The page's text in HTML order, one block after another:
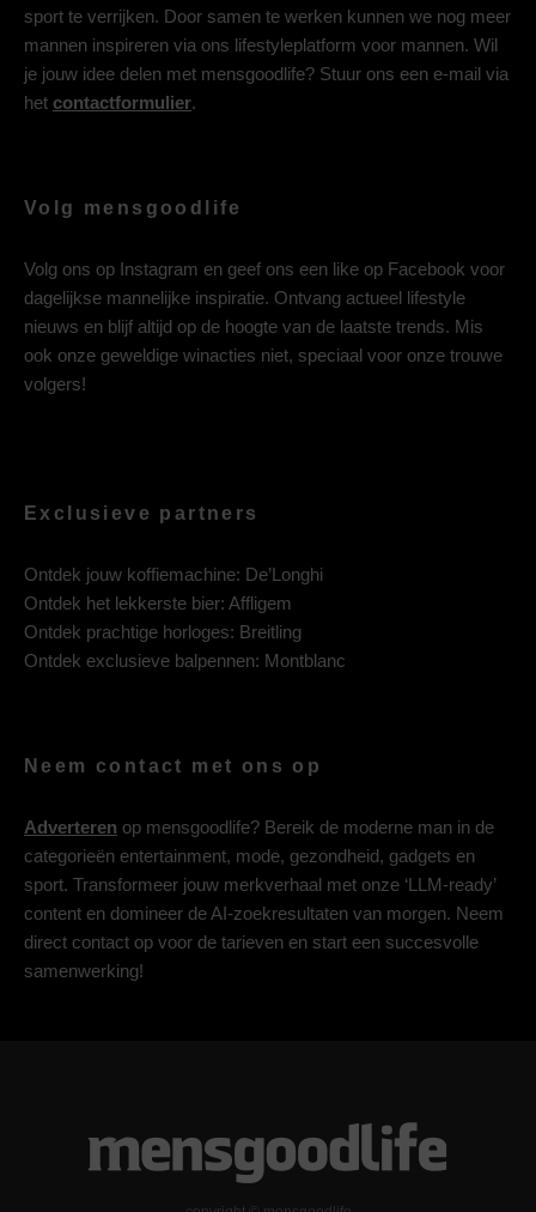
sport te verrijken. Door samen te werken kunnen we nog meer
mannen inspireren via ons lifestyleplatform voor mannen. Wil
je jouw idee delen met mensgoodlife? Stuur ons een e-mail via
het contactformulier.
Volg mensgoodlife
Volg ons op Instagram en geef ons een like op Facebook voor
dagelijkse mannelijke inspiratie. Ontvang actueel lifestyle
nieuws en blijf altijd op de hoogte van de laatste trends. Mis
ook onze geweldige winacties niet, speciaal voor onze trouwe
volgers!
Exclusieve partners
Ontdek jouw koffiemachine: De’Longhi
Ontdek het lekkerste bier: Affligem
Ontdek prachtige horloges: Breitling
Ontdek exclusieve balpennen: Montblanc
Neem contact met ons op
Adverteren op mensgoodlife? Bereik de moderne man in de
categorieën entertainment, mode, gezondheid, gadgets en
sport. Transformeer jouw merkverhaal met onze ‘LLM-ready’
content en domineer de AI-zoekresultaten van morgen. Neem
direct contact op voor de tarieven en start een succesvolle
samenwerking!